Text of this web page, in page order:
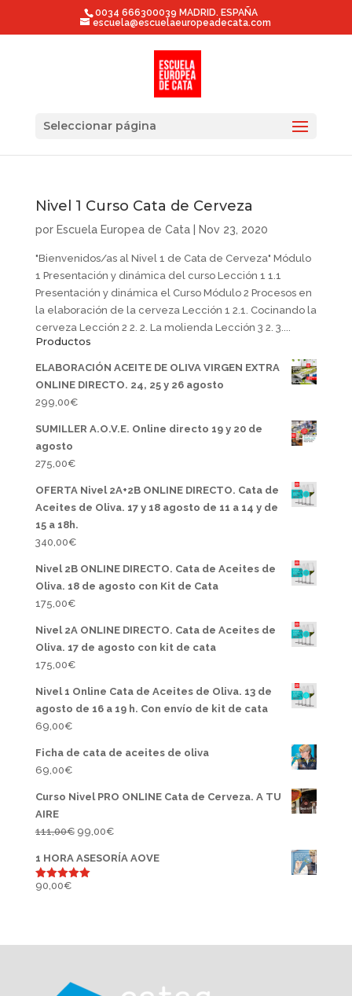
0034 666300039 MADRID. ESPAÑA
escuela@escuelaeuropeadecata.com
Seleccionar página
Nivel 1 Curso Cata de Cerveza
por Escuela Europea de Cata| Nov 23, 2020
"Bienvenidos/as al Nivel 1 de Cata de Cerveza" Módulo
1 Presentación y dinámica del curso Lección 1 1.1
Presentación y dinámica el Curso Módulo 2 Procesos en
la elaboración de la cerveza Lección 1 2.1. Cocinando la
cerveza Lección 2 2. 2. La molienda Lección 3 2. 3....
Productos
ELABORACIÓN ACEITE DE OLIVA VIRGEN EXTRA
ONLINE DIRECTO. 24, 25 y 26 agosto
299,00€
SUMILLER A.O.V.E. Online directo 19 y 20 de
agosto
275,00€
OFERTA Nivel 2A+2B ONLINE DIRECTO. Cata de
Aceites de Oliva. 17 y 18 agosto de 11 a 14 y de
15 a 18h.
340,00€
Nivel 2B ONLINE DIRECTO. Cata de Aceites de
Oliva. 18 de agosto con Kit de Cata
175,00€
Nivel 2A ONLINE DIRECTO. Cata de Aceites de
Oliva. 17 de agosto con kit de cata
175,00€
Nivel 1 Online Cata de Aceites de Oliva. 13 de
agosto de 16 a 19 h. Con envío de kit de cata
69,00€
Ficha de cata de aceites de oliva
69,00€
Curso Nivel PRO ONLINE Cata de Cerveza. A TU
AIRE
111,00€ El
original
99,00€El
actual
1 HORA ASESORÍA AOVE
Valorado
90,00€